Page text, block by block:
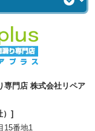
専門店 株式会社リペア
）]
15番地1